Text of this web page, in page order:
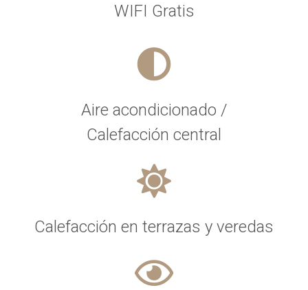
WIFI Gratis
Aire acondicionado /
Calefacción central
Calefacción en terrazas y veredas